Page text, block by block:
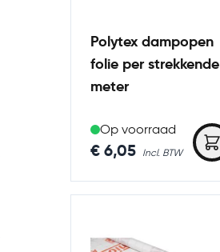
products available
products available
products available
products available
products available
Polytex dampopen
folie per strekkende
meter
Op voorraad
€ 6,05